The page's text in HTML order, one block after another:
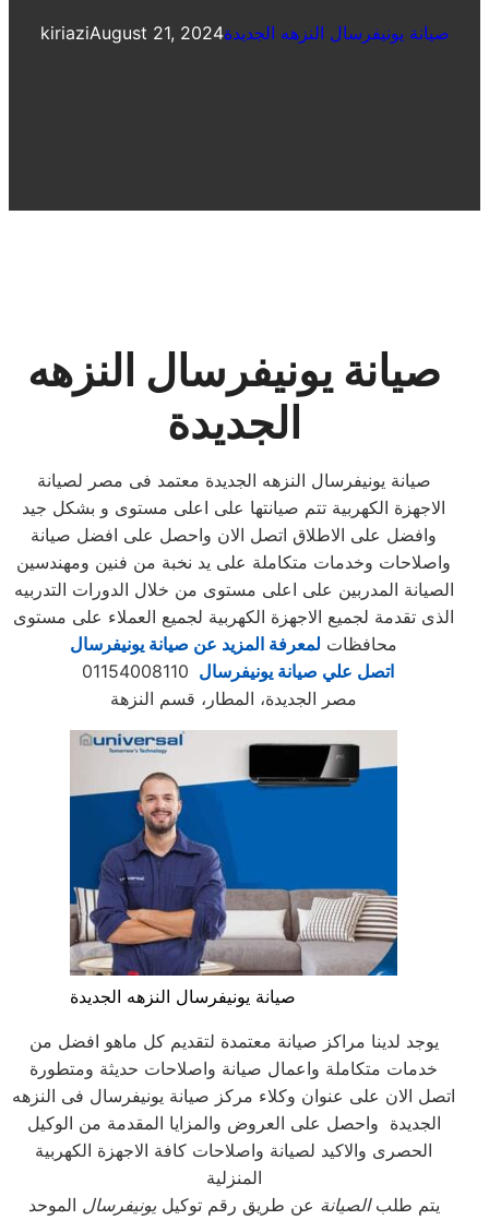
kiriaziAugust 21, 2024صيانة يونيفرسال النزهه الجديدة
صيانة يونيفرسال النزهه
الجديدة
صيانة يونيفرسال النزهه الجديدة معتمد فى مصر لصيانة
الاجهزة الكهربية تتم صيانتها على اعلى مستوى و بشكل جيد
وافضل على الاطلاق اتصل الان واحصل على افضل صيانة
واصلاحات وخدمات متكاملة على يد نخبة من فنين ومهندسين
الصيانة المدربين على اعلى مستوى من خلال الدورات التدربيه
الذى تقدمة لجميع الاجهزة الكهربية لجميع العملاء على مستوى
محافظات لمعرفة المزيد عن صيانة يونيفرسال
اتصل علي صيانة يونيفرسال
مصر الجديدة، المطار، قسم النزهة
صيانة يونيفرسال النزهه الجديدة
يوجد لدينا مراكز صيانة معتمدة لتقديم كل ماهو افضل من
خدمات متكاملة واعمال صيانة واصلاحات حديثة ومتطورة
اتصل الان على عنوان وكلاء مركز صيانة يونيفرسال فى النزهه
الجديدة واحصل على العروض والمزايا المقدمة من الوكيل
الحصرى والاكيد لصيانة واصلاحات كافة الاجهزة الكهربية
المنزلية
يتم طلبالصيانة عن طريق رقم توكيليونيفرسال الموحد